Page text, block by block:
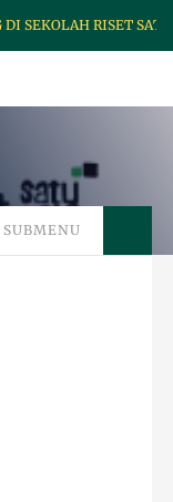
SEKOLAH RISET
SUBMENU